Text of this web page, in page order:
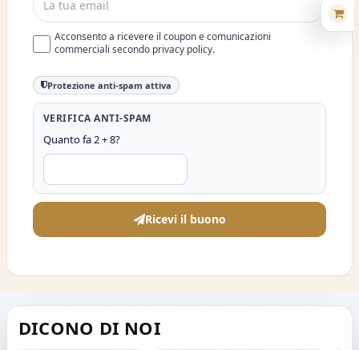
Acconsento a ricevere il coupon e comunicazioni
commerciali secondo privacy policy.
Protezione anti-spam attiva
VERIFICA ANTI-SPAM
Quanto fa 2 + 8?
Ricevi il buono
DICONO DI NOI